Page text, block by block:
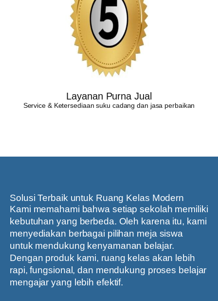
Layanan Purna Jual
Service & Ketersediaan suku cadang dan jasa perbaikan
Solusi Terbaik untuk Ruang Kelas Modern
Kami memahami bahwa setiap sekolah memiliki
kebutuhan yang berbeda. Oleh karena itu, kami
menyediakan berbagai pilihan meja siswa
untuk mendukung kenyamanan belajar.
Dengan produk kami, ruang kelas akan lebih
rapi, fungsional, dan mendukung proses belajar
mengajar yang lebih efektif.